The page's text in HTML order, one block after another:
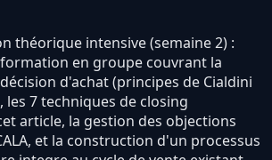
théorique intensive (semaine 2) :
en groupe couvrant la
d'achat (principes de Cialdini
les 7 techniques de closing
article, la gestion des objections
et la construction d'un processus